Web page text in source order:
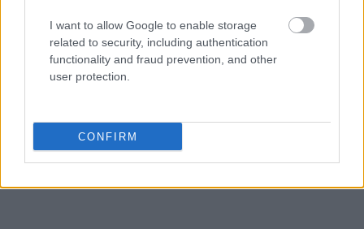
I want to allow Google to enable storage
related to security, including authentication
functionality and fraud prevention, and other
user protection.
CONFIRM